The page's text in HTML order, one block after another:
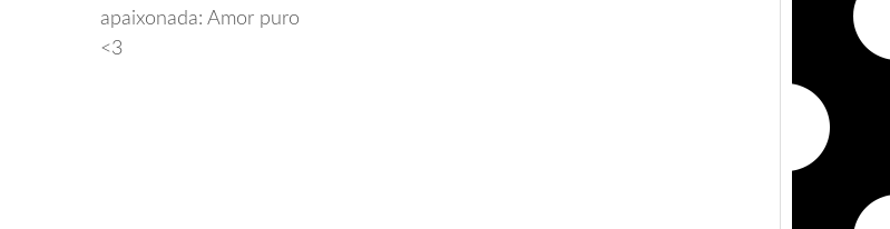
apaixonada: Amor puro
<3